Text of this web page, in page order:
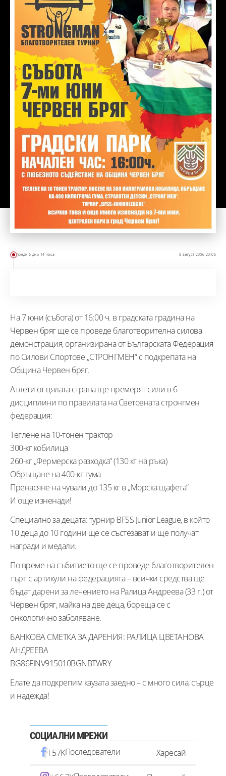
преди 6 дни 14 часа 3 август 2026 20:06
На 7 юни (събота) от 16:00 ч. в градската градина на
Червен бряг ще се проведе благотворителна силова
демонстрация, организирана от Българската Федерация
по Силови Спортове „СТРОНГМЕН“ с подкрепата на
Община Червен бряг.
Атлети от цялата страна ще премерят сили в 6
дисциплини по правилата на Световната стронгмен
федерация:
Теглене на 10-тонен трактор
300-кг кобилица
260-кг „Фермерска разходка“ (130 кг на ръка)
Обръщане на 400-кг гума
Пренасяне на чували до 135 кг в „Морска щафета“
И още изненади!
Специално за децата: турнир BFSS Junior League, в който
10 деца до 10 години ще се състезават и ще получат
награди и медали.
По време на събитието ще се проведе благотворителен
търг с артикули на федерацията – всички средства ще
бъдат дарени за лечението на Ралица Андреева (33 г.) от
Червен бряг, майка на две деца, бореща се с
онкологично заболяване.
БАНКОВА СМЕТКА ЗА ДАРЕНИЯ: РАЛИЦА ЦВЕТАНОВА
АНДРЕЕВА
BG86FINV915010BGNBTWRY
Елате да подкрепим каузата заедно – с много сила, сърце
и надежда!
СОЦИАЛНИ МРЕЖИ
57KПоследователи Харесай